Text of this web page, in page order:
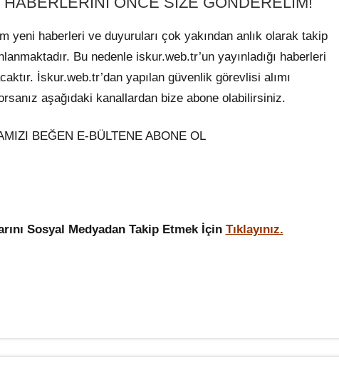
yeni haberleri ve duyuruları çok yakından anlık olarak takip
Bu nedenle iskur.web.tr’un yayınladığı haberleri
İskur.web.tr’dan yapılan güvenlik görevlisi alımı
aşağıdaki kanallardan bize abone olabilirsiniz.
BEĞEN E-BÜLTENE ABONE OL
Sosyal Medyadan Takip Etmek İçin Tıklayınız.